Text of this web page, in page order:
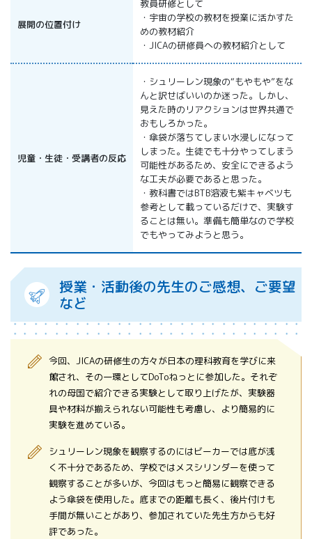
展開の位置付け
教員研修として
・宇宙の学校の教材を授業に活かすた
めの教材紹介
・JICAの研修員への教材紹介として
児童・生徒・受講者の反応
・シュリーレン現象の“もやもや”をな
んと訳せばいいのか迷った。しかし、
見えた時のリアクションは世界共通で
おもしろかった。
・傘袋が落ちてしまい水浸しになって
しまった。生徒でも十分やってしまう
可能性があるため、安全にできるよう
な工夫が必要であると思った。
・教科書ではBTB溶液も紫キャベツも
参考として載っているだけで、実験す
ることは無い。準備も簡単なので学校
でもやってみようと思う。
授業・活動後の先生のご感想、ご要望
など
今回、JICAの研修生の方々が日本の理科教育を学びに来
館され、その一環としてDoToねっとに参加した。それぞ
れの母国で紹介できる実験として取り上げたが、実験器
具や材料が揃えられない可能性も考慮し、より簡易的に
実験を進めている。
シュリーレン現象を観察するのにはビーカーでは底が浅
く不十分であるため、学校ではメスシリンダーを使って
観察することが多いが、今回はもっと簡易に観察できる
よう傘袋を使用した。底までの距離も長く、後片付けも
手間が無いことがあり、参加されていた先生方からも好
評であった。